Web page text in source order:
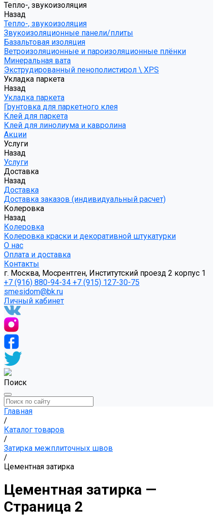
Тепло-, звукоизоляция
Назад
Тепло-, звукоизоляция
Звукоизоляционные панели/плиты
Базальтовая изоляция
Ветроизоляционные и пароизоляционные плёнки
Минеральная вата
Экструдированный пенополистирол \ XPS
Укладка паркета
Назад
Укладка паркета
Грунтовка для паркетного клея
Клей для паркета
Клей для линолиума и кавролина
Акции
Услуги
Назад
Услуги
Доставка
Назад
Доставка
Доставка заказов (индивидуальный расчет)
Колеровка
Назад
Колеровка
Колеровка краски и декоративной штукатурки
О нас
Оплата и доставка
Контакты
г. Москва, Мосрентген, Институтский проезд 2 корпус 1
+7 (916) 880-94-34 +7 (915) 127-30-75
smesidom@bk.ru
Личный кабинет
Поиск
Главная
/
Каталог товаров
/
Затирка межплиточных швов
/
Цементная затирка
Цементная затирка —
Страница 2